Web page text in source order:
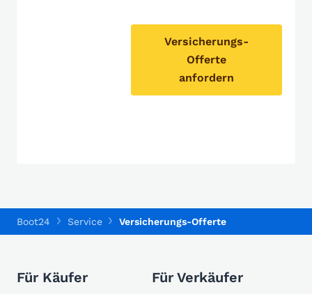
Versicherungs-
Offerte
anfordern
Boot24 Service Versicherungs-Offerte
Für Käufer Für Verkäufer